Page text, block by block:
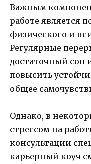
Важным
работе является
физического и
Регулярные
достаточный сон
повысить
общее
Однако, в
стрессом на
консультации
карьерный коуч